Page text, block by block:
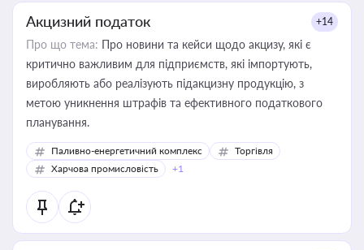
Акцизний податок +14
Про що тема: Про новини та кейси щодо акцизу, які є
критично важливим для підприємств, які імпортують,
виробляють або реалізують підакцизну продукцію, з
метою уникнення штрафів та ефективного податкового
планування.
Паливно-енергетичний комплекс
Торгівля
Харчова промисловість
+1